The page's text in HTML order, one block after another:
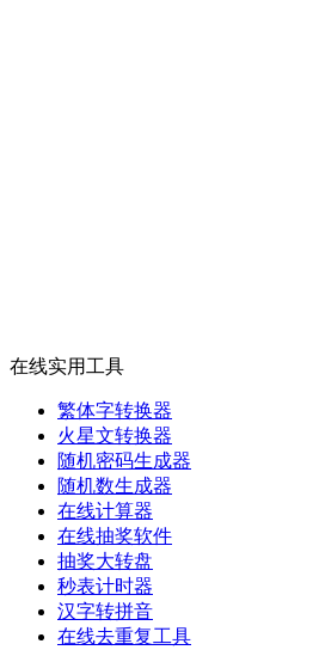
在线实用工具
繁体字转换器
火星文转换器
随机密码生成器
随机数生成器
在线计算器
在线抽奖软件
抽奖大转盘
秒表计时器
汉字转拼音
在线去重复工具